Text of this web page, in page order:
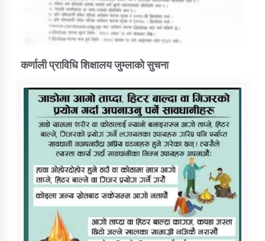
कर्णाली प्राविधि शिक्षालय जुम्लाको सुचना